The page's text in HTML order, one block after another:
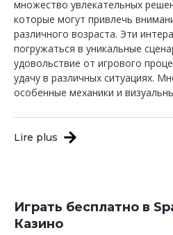
множество увлекательных
которые могут привлечь
различного возраста. Эти
погружаться в уникальные
удовольствие от игрового
удачу в различных ситуациях.
особенные механики и
Lire plus
Играть бесплатно в
Казино